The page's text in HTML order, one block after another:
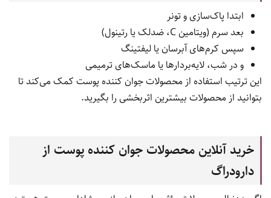
ابتدا پاک‌سازی و تونر
بعد سرم (ویتامین C، ضدلک یا رتینول)
سپس کرم‌های آبرسان یا لیفتینگ
و در شب، لایه‌بردارها یا ماسک‌های ترمیمی
این ترتیب استفاده از محصولات جوان کننده پوست کمک می‌کند تا
بتوانید از محصولات بیشترین اثربخشی را بگیرید.
خرید آنلاین محصولات جوان کننده پوست از
دارودراگ